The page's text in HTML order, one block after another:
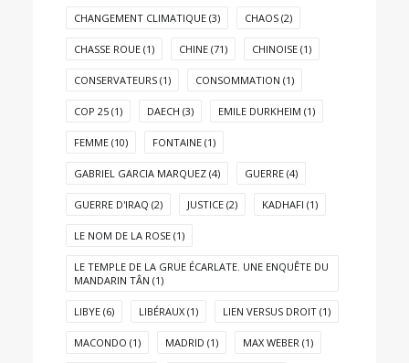
CHANGEMENT CLIMATIQUE (3) CHAOS (2)
CHASSE ROUE (1) CHINE (71) CHINOISE (1)
CONSERVATEURS (1) CONSOMMATION (1)
COP 25 (1) DAECH (3) EMILE DURKHEIM (1)
FEMME (10) FONTAINE (1)
GABRIEL GARCIA MARQUEZ (4) GUERRE (4)
GUERRE D'IRAQ (2) JUSTICE (2) KADHAFI (1)
LE NOM DE LA ROSE (1)
LE TEMPLE DE LA GRUE ÉCARLATE. UNE ENQUÊTE DU
MANDARIN TÂN (1)
LIBYE (6) LIBÉRAUX (1) LIEN VERSUS DROIT (1)
MACONDO (1) MADRID (1) MAX WEBER (1)